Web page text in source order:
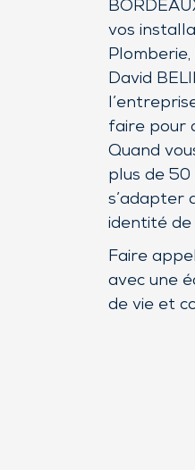
vos
David
faire pour
Quand
plus de 50
s’adapter
identité de
Faire
avec une
de vie et